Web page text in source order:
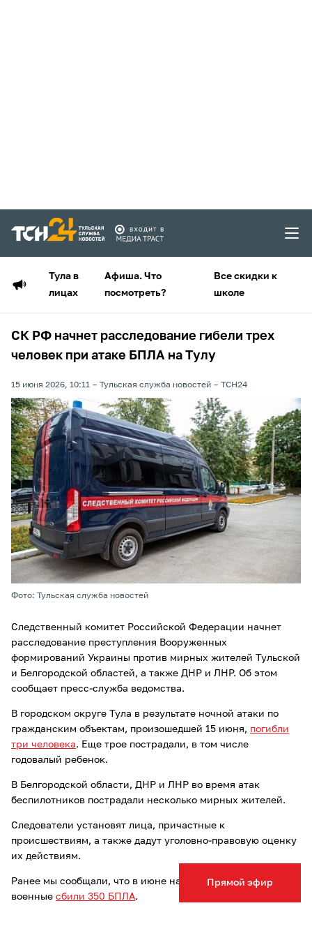
Тула в
лицах
Афиша. Что
посмотреть?
Все скидки к
школе
Прямой эфир
СК РФ начнет расследование гибели трех
человек при атаке БПЛА на Тулу
15 июня 2026, 10:11 Тульская служба новостей ТСН24
Фото: Тульская служба новостей
Следственный комитет Российской Федерации начнет
расследование преступления Вооруженных
формирований Украины против мирных жителей Тульской
и Белгородской областей, а также ДНР и ЛНР. Об этом
сообщает пресс-служба ведомства.
В городском округе Тула в результате ночной атаки по
гражданским объектам, произошедшей 15 июня, погибли
три человека. Еще трое пострадали, в том числе
годовалый ребенок.
В Белгородской области, ДНР и ЛНР во время атак
беспилотников пострадали несколько мирных жителей.
Следователи установят лица, причастные к
происшествиям, а также дадут уголовно-правовую оценку
их действиям.
Ранее мы сообщали, что в июне над Тульской областью
военные сбили 350 БПЛА.